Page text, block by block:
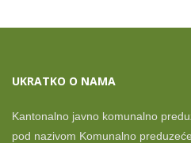
UKRATKO O NAMA
Kantonalno javno komunalno
pod nazivom Komunalno